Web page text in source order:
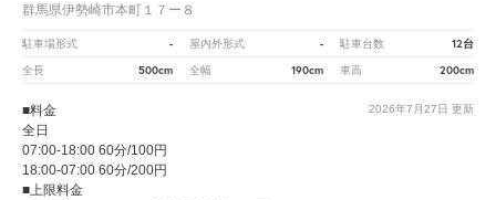
群馬県伊勢崎市本町１７ー８
駐車場形式 - 屋内外形式 - 駐車台数 12台
全長 500cm 全幅 190cm 車高 200cm
2026年7月27日 更新
■料金
全日
07:00-18:00 60分/100円
18:00-07:00 60分/200円
■上限料金